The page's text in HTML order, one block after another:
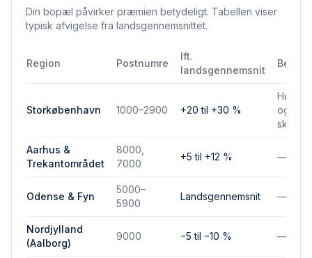
Din bopæl påvirker præmien betydeligt. Tabellen viser
typisk afvigelse fra landsgennemsnittet.
Region Postnumre
Ift.
landsgennemsnit
Storkøbenhavn 1000–2900 +20 til +30 %
Højere
og
Aarhus &
Trekantområdet
8000,
7000
+5 til +12 % —
Odense & Fyn
5000–
5900
Landsgennemsnit —
Nordjylland
(Aalborg)
9000 −5 til −10 % —